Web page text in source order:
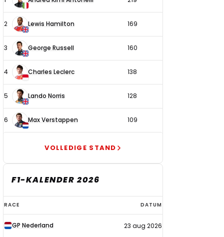
coureurs
2 Lewis Hamilton 169
3 George Russell 160
4 Charles Leclerc 138
5 Lando Norris 128
6 Max Verstappen 109
VOLLEDIGE STAND
F1-KALENDER 2026
F1-
kalender
2026
RACE DATUM
GP Nederland 23 aug 2026